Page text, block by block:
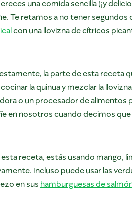
una comida sencilla (¡y
Te retamos a no tener segundos
con una llovizna de cítricos
la parte de esta receta
la quinua y mezclar la
o un procesador de alimentos
en nosotros cuando decimos que
esta receta, estás usando mango,
Incluso puede usar las
en sus hamburguesas de